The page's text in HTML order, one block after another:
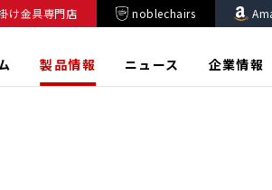
け金具専門店 noblechairs
製品情報 ニュース 企業情報